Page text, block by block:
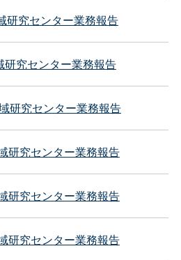
研究センター業務報告
研究センター業務報告
研究センター業務報告
研究センター業務報告
研究センター業務報告
研究センター業務報告